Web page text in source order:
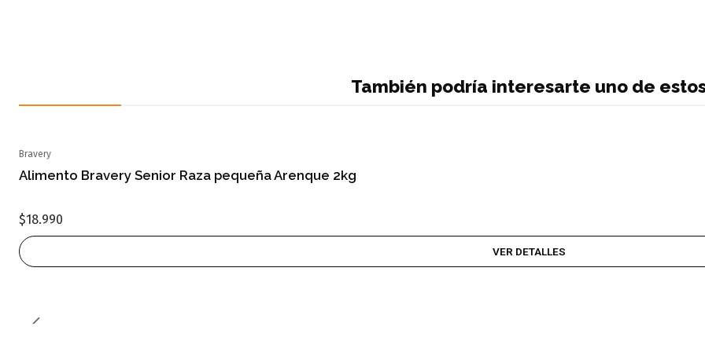
También podría interesarte uno de
Bravery
Alimento Bravery Senior Raza pequeña Arenque 2kg
$18.990
VER DETALLES